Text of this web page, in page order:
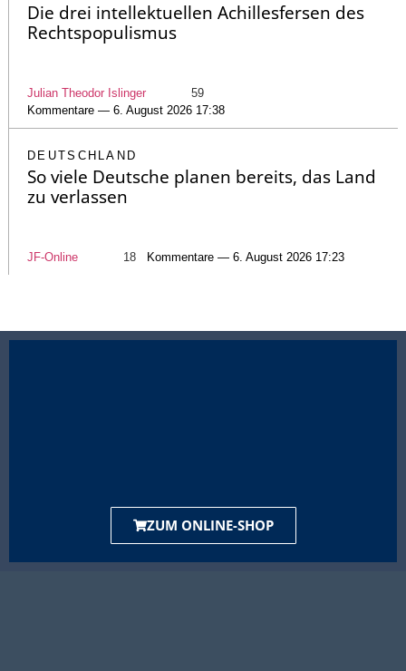
Die drei intellektuellen Achillesfersen des
Rechtspopulismus
Julian Theodor Islinger
59
Kommentare — 6. August 2026 17:38
DEUTSCHLAND
So viele Deutsche planen bereits, das Land
zu verlassen
JF-Online 18 Kommentare — 6. August 2026 17:23
ZUM ONLINE-SHOP